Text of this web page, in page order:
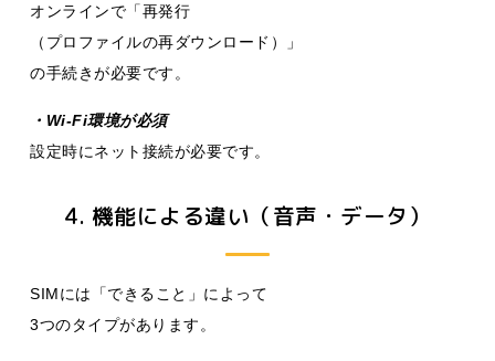
オンラインで「再発行
（プロファイルの再ダウンロード）」
の手続きが必要です。
・Wi-Fi環境が必須
設定時にネット接続が必要です。
4. 機能による違い（音声・データ）
SIMには「できること」によって
3つのタイプがあります。